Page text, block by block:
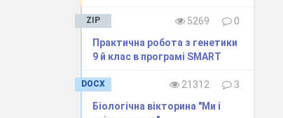
ZIP 5269
0
Практична робота з генетики
9 й клас в програмі SMART
DOCX 21312
3
Біологічна вікторина "Ми і